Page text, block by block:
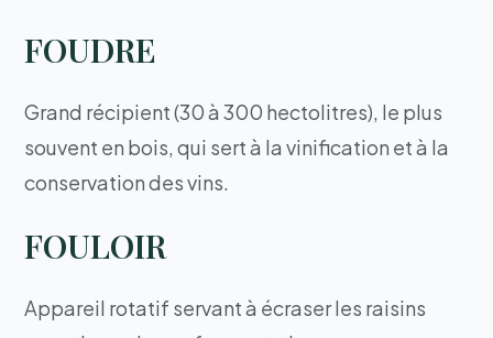
FOUDRE
Grand récipient (30 à 300 hectolitres), le plus
souvent en bois, qui sert à la vinification et à la
conservation des vins.
FOULOIR
Appareil rotatif servant à écraser les raisins